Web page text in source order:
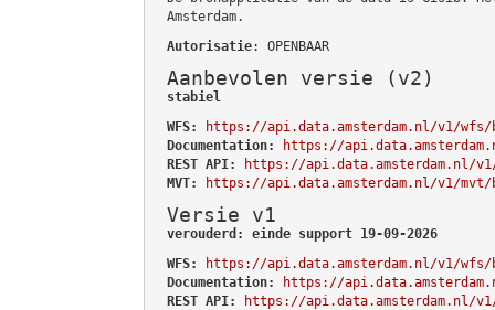
Amsterdam.
Autorisatie: OPENBAAR
Aanbevolen versie (v2)
stabiel
WFS:
https://api.data.amsterdam.nl/v1/wfs/
Documentation:
https://
REST API:
https://api.data.amsterdam.nl/v1/
MVT:
https://api.data.amsterdam.nl/v1/mvt/
Versie v1
verouderd: einde support 19-09-2026
WFS:
https://api.data.amsterdam.nl/v1/wfs/
Documentation:
https://
REST API:
https://api.data.amsterdam.nl/v1/